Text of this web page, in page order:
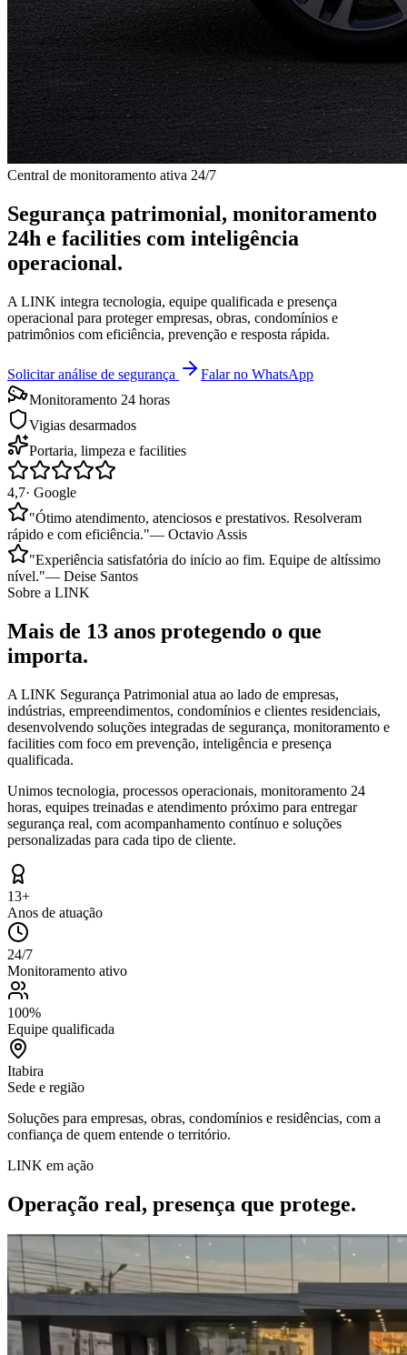
Central de monitoramento ativa 24/7
Segurança patrimonial, monitoramento
24h e facilities com inteligência
operacional.
A LINK integra tecnologia, equipe qualificada e presença
operacional para proteger empresas, obras, condomínios e
patrimônios com eficiência, prevenção e resposta rápida.
Solicitar análise de segurança
Falar no WhatsApp
Monitoramento 24 horas
Vigias desarmados
Portaria, limpeza e facilities
4,7· Google
"Ótimo atendimento, atenciosos e prestativos. Resolveram
rápido e com eficiência."— Octavio Assis
"Experiência satisfatória do início ao fim. Equipe de altíssimo
nível."— Deise Santos
Sobre a LINK
Mais de 13 anos protegendo o que
importa.
A LINK Segurança Patrimonial atua ao lado de empresas,
indústrias, empreendimentos, condomínios e clientes residenciais,
desenvolvendo soluções integradas de segurança, monitoramento e
facilities com foco em prevenção, inteligência e presença
qualificada.
Unimos tecnologia, processos operacionais, monitoramento 24
horas, equipes treinadas e atendimento próximo para entregar
segurança real, com acompanhamento contínuo e soluções
personalizadas para cada tipo de cliente.
13+
Anos de atuação
24/7
Monitoramento ativo
100%
Equipe qualificada
Itabira
Sede e região
Soluções para empresas, obras, condomínios e residências, com a
confiança de quem entende o território.
LINK em ação
Operação real, presença que protege.